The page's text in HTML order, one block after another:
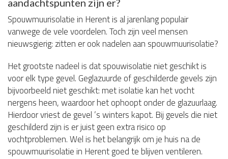
aandachtspunten zijn er?
Spouwmuurisolatie in Herent is al jarenlang populair
vanwege de vele voordelen. Toch zijn veel mensen
nieuwsgierig: zitten er ook nadelen aan spouwmuurisolatie?
Het grootste nadeel is dat spouwisolatie niet geschikt is
voor elk type gevel. Geglazuurde of geschilderde gevels zijn
bijvoorbeeld niet geschikt: met isolatie kan het vocht
nergens heen, waardoor het ophoopt onder de glazuurlaag.
Hierdoor vriest de gevel ’s winters kapot. Bij gevels die niet
geschilderd zijn is er juist geen extra risico op
vochtproblemen. Wel is het belangrijk om je huis na de
spouwmuurisolatie in Herent goed te blijven ventileren.